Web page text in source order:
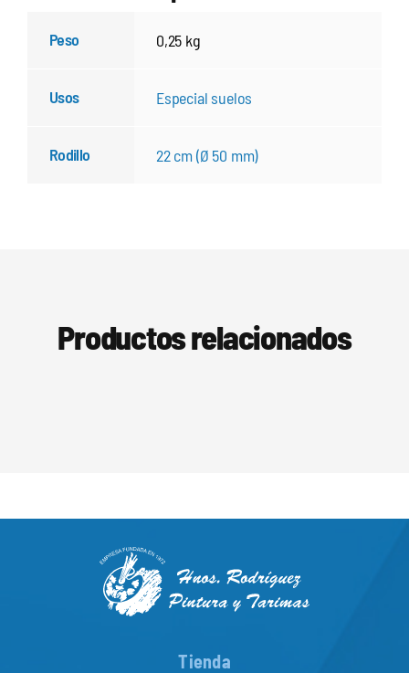
Peso 0,25 kg
Usos Especial suelos
Rodillo 22 cm (Ø 50 mm)
Productos relacionados
Tienda